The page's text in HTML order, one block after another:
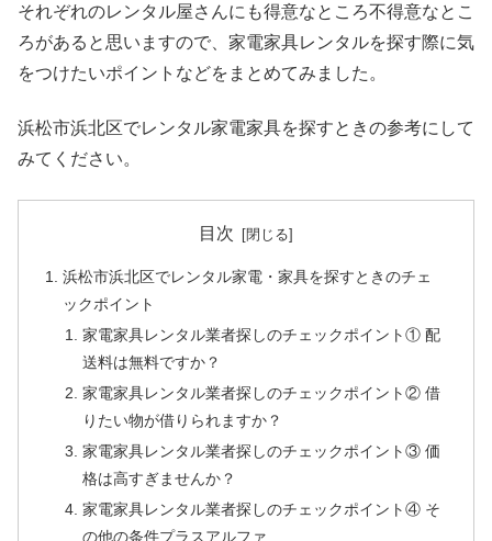
それぞれのレンタル屋さんにも得意なところ不得意なとこ
ろがあると思いますので、家電家具レンタルを探す際に気
をつけたいポイントなどをまとめてみました。
浜松市浜北区でレンタル家電家具を探すときの参考にして
みてください。
目次
浜松市浜北区でレンタル家電・家具を探すときのチェ
ックポイント
家電家具レンタル業者探しのチェックポイント① 配
送料は無料ですか？
家電家具レンタル業者探しのチェックポイント② 借
りたい物が借りられますか？
家電家具レンタル業者探しのチェックポイント③ 価
格は高すぎませんか？
家電家具レンタル業者探しのチェックポイント④ そ
の他の条件プラスアルファ